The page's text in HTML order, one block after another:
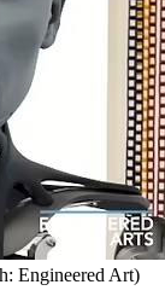
Engineered Art)